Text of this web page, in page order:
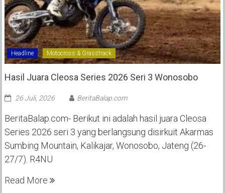
Headline Motocross & Grasstrack
Hasil Juara Cleosa Series 2026 Seri 3 Wonosobo ‎
26 Juli, 2026 BeritaBalap.com
BeritaBalap.com- Berikut ini adalah hasil juara Cleosa
Series 2026 seri 3 yang berlangsung disirkuit Akarmas
Sumbing Mountain, Kalikajar, Wonosobo, Jateng (26-
27/7). R4NU
Read More